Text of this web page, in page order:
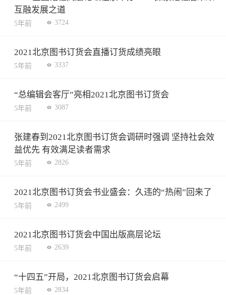
互融发展之道
5年前 3724
2021北京图书订货会直播订货成绩亮眼
5年前 3337
“总编辑会客厅”亮相2021北京图书订货会
5年前 3087
张建春到2021北京图书订货会调研时强调 坚持社会效
益优先 有效满足读者需求
5年前 2826
2021北京图书订货会书业盛会：久违的“热闹”回来了
5年前 2499
2021北京图书订货会中国出版高层论坛
5年前 2639
“十四五”开局，2021北京图书订货会启幕
5年前 2834